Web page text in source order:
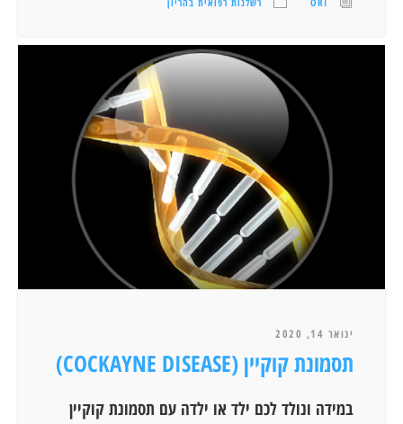
ינואר 14, 2020
תסמונת קוקיין (COCKAYNE DISEASE)
במידה ונולד לכם ילד או ילדה עם תסמונת קוקיין